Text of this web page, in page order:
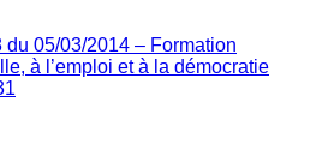
du 05/03/2014 – Formation
à l’emploi et à la démocratie